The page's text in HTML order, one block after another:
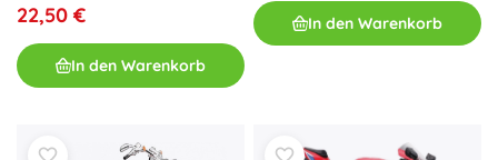
22,50 €
In den Warenkorb
In den Warenkorb